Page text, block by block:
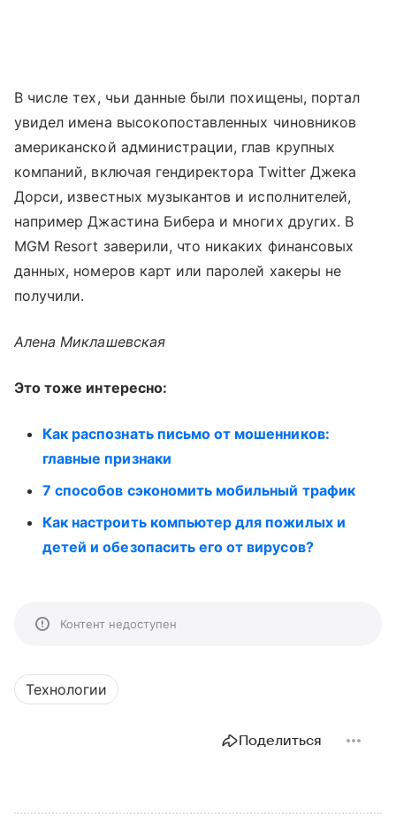
В числе тех, чьи данные были похищены, портал
увидел имена высокопоставленных чиновников
американской администрации, глав крупных
компаний, включая гендиректора Twitter Джека
Дорси, известных музыкантов и исполнителей,
например Джастина Бибера и многих других. В
MGM Resort заверили, что никаких финансовых
данных, номеров карт или паролей хакеры не
получили.
Алена Миклашевская
Это тоже интересно:
Как распознать письмо от мошенников:
главные признаки
7 способов сэкономить мобильный трафик
Как настроить компьютер для пожилых и
детей и обезопасить его от вирусов?
Контент недоступен
Технологии
Поделиться